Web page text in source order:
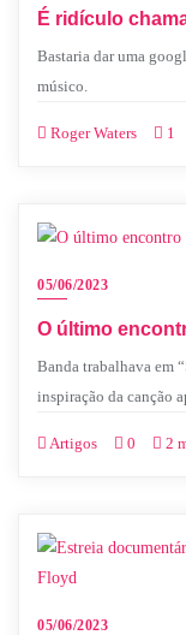
É ridículo
Bastaria dar uma
músico.
Roger Waters 1
05/06/2023
O último
Banda trabalhava em
inspiração da canção
Artigos 0 2
05/06/2023